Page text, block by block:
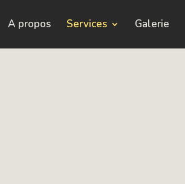
A propos Services Galerie